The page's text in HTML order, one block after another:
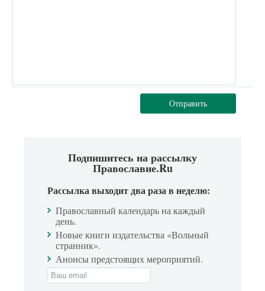
Отправить
Подпишитесь на рассылку
Православие.Ru
Рассылка выходит два раза в неделю:
Православный календарь на каждый
день.
Новые книги издательства «Вольный
странник».
Анонсы предстоящих мероприятий.